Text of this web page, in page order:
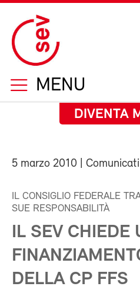
MENU
DIVENTA
5 marzo 2010 |
IL CONSIGLIO FEDERALE
SUE RESPONSABILITÀ
IL SEV CHIEDE
DELLA CP FFS